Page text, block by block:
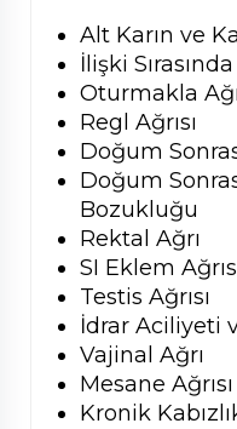
Alt Karın ve
İlişki Sırasında
Oturmakla
Regl Ağrısı
Doğum
Doğum
Bozukluğu
Rektal Ağrı
SI Eklem
Testis Ağrısı
İdrar Aciliyeti
Vajinal Ağrı
Mesane Ağrısı
Kronik